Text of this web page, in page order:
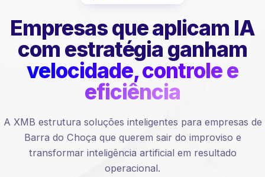
Empresas que aplicam IA
com estratégia ganham
velocidade, controle e
eficiência
A XMB estrutura soluções inteligentes para empresas de
Barra do Choça que querem sair do improviso e
transformar inteligência artificial em resultado
operacional.